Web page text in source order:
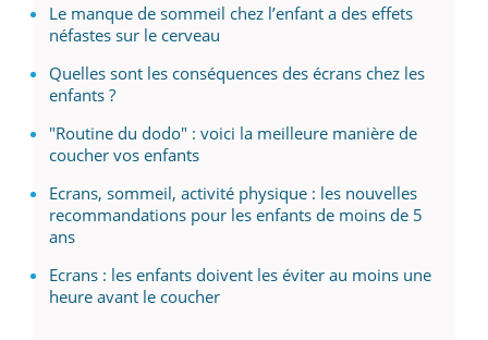
Le manque de sommeil chez l’enfant a des effets
néfastes sur le cerveau
Quelles sont les conséquences des écrans chez les
enfants ?
"Routine du dodo" : voici la meilleure manière de
coucher vos enfants
Ecrans, sommeil, activité physique : les nouvelles
recommandations pour les enfants de moins de 5
ans
Ecrans : les enfants doivent les éviter au moins une
heure avant le coucher